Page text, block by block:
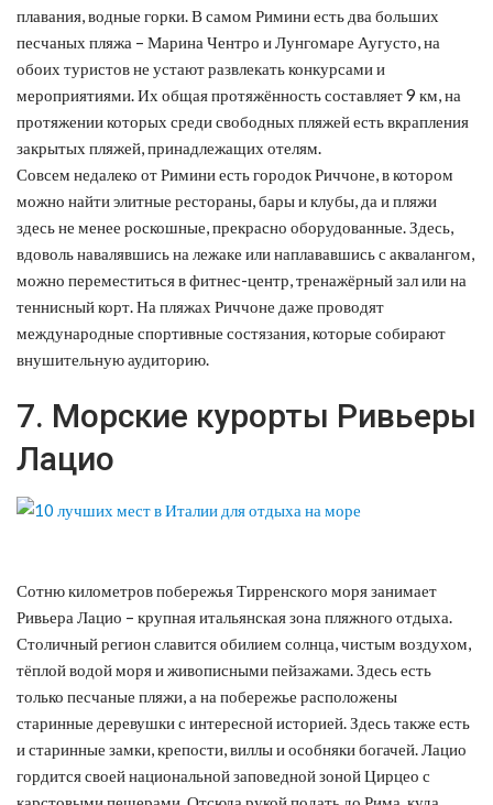
плавания, водные горки. В самом Римини есть два больших
песчаных пляжа – Марина Чентро и Лунгомаре Аугусто, на
обоих туристов не устают развлекать конкурсами и
мероприятиями. Их общая протяжённость составляет 9 км, на
протяжении которых среди свободных пляжей есть вкрапления
закрытых пляжей, принадлежащих отелям.
Совсем недалеко от Римини есть городок Риччоне, в котором
можно найти элитные рестораны, бары и клубы, да и пляжи
здесь не менее роскошные, прекрасно оборудованные. Здесь,
вдоволь навалявшись на лежаке или наплававшись с аквалангом,
можно переместиться в фитнес-центр, тренажёрный зал или на
теннисный корт. На пляжах Риччоне даже проводят
международные спортивные состязания, которые собирают
внушительную аудиторию.
7. Морские курорты Ривьеры
Лацио
Сотню километров побережья Тирренского моря занимает
Ривьера Лацио – крупная итальянская зона пляжного отдыха.
Столичный регион славится обилием солнца, чистым воздухом,
тёплой водой моря и живописными пейзажами. Здесь есть
только песчаные пляжи, а на побережье расположены
старинные деревушки с интересной историей. Здесь также есть
и старинные замки, крепости, виллы и особняки богачей. Лацио
гордится своей национальной заповедной зоной Цирцео с